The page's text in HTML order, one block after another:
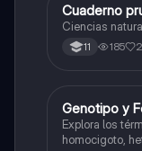
Biologia
Cuaderno
Ciencias
11 185 2
GBiologia
Genotipo y
Explora los
homocigoto,